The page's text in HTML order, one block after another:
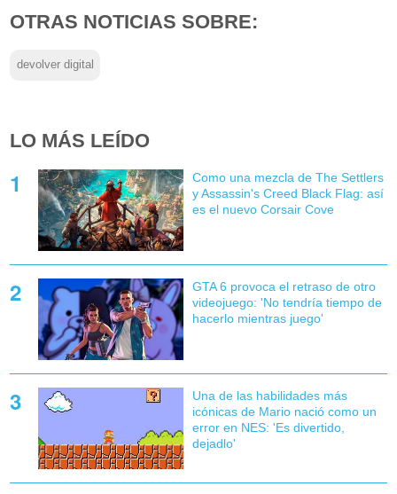
OTRAS NOTICIAS SOBRE:
devolver digital
LO MÁS LEÍDO
Como una mezcla de The Settlers
y Assassin's Creed Black Flag: así
es el nuevo Corsair Cove
GTA 6 provoca el retraso de otro
videojuego: 'No tendría tiempo de
hacerlo mientras juego'
Una de las habilidades más
icónicas de Mario nació como un
error en NES: 'Es divertido,
dejadlo'